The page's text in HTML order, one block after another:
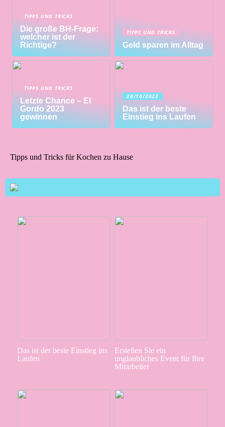
TIPPS UND TRICKS
Die große BH-Frage:
welcher ist der
Richtige?
TIPPS UND TRICKS
Geld sparen im Alltag
TIPPS UND TRICKS
Letzte Chance – El
Gordo 2023
gewinnen
26/10/2022
Das ist der beste
Einstieg ins Laufen
Tipps und Tricks für Kochen zu Hause
Das ist der beste Einstieg ins
Laufen
Erstellen Sie ein
unglaubliches Event für Ihre
Mitarbeiter